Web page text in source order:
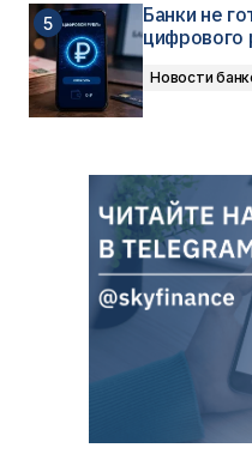
Банки не
цифрового
Новости